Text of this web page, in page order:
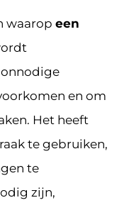
waarop een
en om
Het heeft
te gebruiken,
te
zijn,